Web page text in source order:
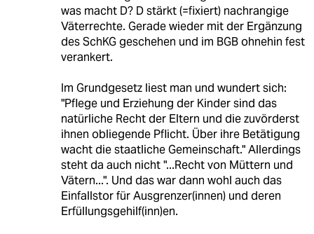
was macht D? D stärkt (=fixiert) nachrangige
Väterrechte. Gerade wieder mit der Ergänzung
des SchKG geschehen und im BGB ohnehin fest
verankert.
Im Grundgesetz liest man und wundert sich:
"Pflege und Erziehung der Kinder sind das
natürliche Recht der Eltern und die zuvörderst
ihnen obliegende Pflicht. Über ihre Betätigung
wacht die staatliche Gemeinschaft." Allerdings
steht da auch nicht "...Recht von Müttern und
Vätern...". Und das war dann wohl auch das
Einfallstor für Ausgrenzer(innen) und deren
Erfüllungsgehilf(inn)en.